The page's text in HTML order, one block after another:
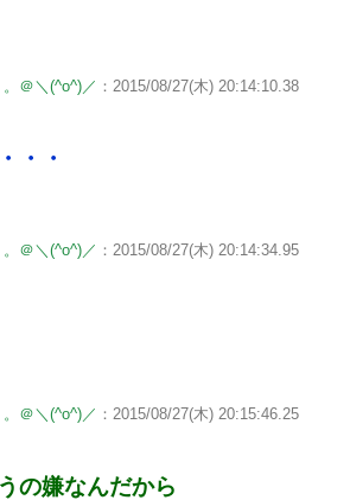
＠＼(^o^)／ ：2015/08/27(木) 20:14:10.38
・・
＠＼(^o^)／ ：2015/08/27(木) 20:14:34.95
＠＼(^o^)／ ：2015/08/27(木) 20:15:46.25
の嫌なんだから